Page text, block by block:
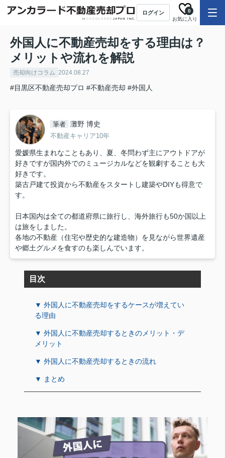
ログイン
お気に入り
0
外国人に不動産売却をする理由は？
メリットや流れを解説
売却向けコラム 2024.08.27
#目黒区不動産売却プロ #不動産売却 #外国人
筆者 灘野 博史
不動産キャリア10年
愛媛県生まれなこともあり、夏、冬問わず主にアウトドアが
好きですが国内外でのミュージカルなどを観劇することも大
好きです。
築古戸建て投資から不動産をスタートし建築やDIYも得意で
す。
日本国内は全ての都道府県に旅行し、海外旅行も50か国以上
は旅をしました。
各地の不動産（住宅や歴史的な建造物）を見ながら世界遺産
や郷土グルメを食すのも楽しんでいます。
目次
▼ 外国人に不動産売却をするケースが増えてい
る理由
▼ 外国人に不動産売却するときのメリット・デ
メリット
▼ 外国人に不動産売却するときの流れ
▼ まとめ